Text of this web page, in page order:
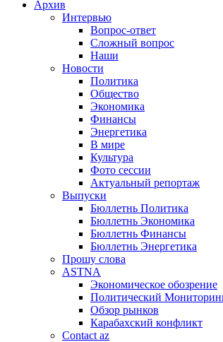
Архив
Интервью
Вопрос-ответ
Сложный вопрос
Наши
Новости
Политика
Общество
Экономика
Финансы
Энергетика
В мире
Культура
Фото сессии
Актуальный репортаж
Выпуски
Бюллетнь Политика
Бюллетнь Экономика
Бюллетнь Финансы
Бюллетнь Энергетика
Прошу слова
ASTNA
Экономическое обозрение
Политический
Обзор рынков
Карабахский конфликт
Contact az